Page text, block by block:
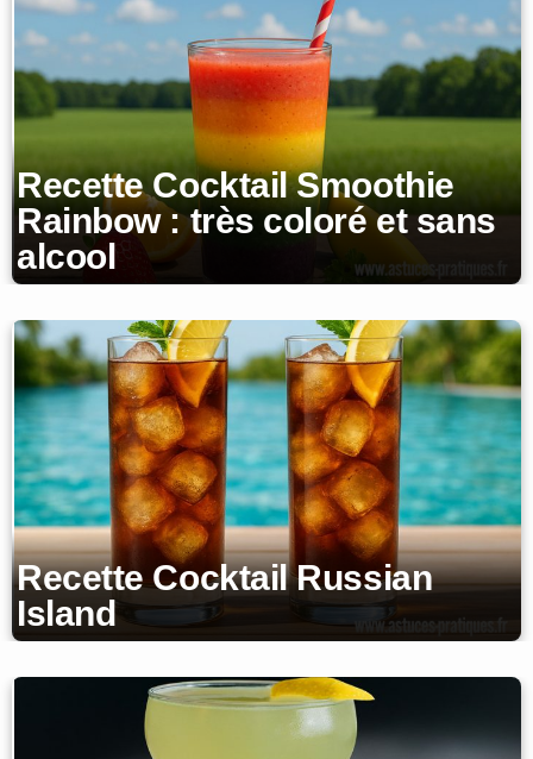
Recette Cocktail Smoothie
Rainbow : très coloré et sans
alcool
Recette Cocktail Russian
Island